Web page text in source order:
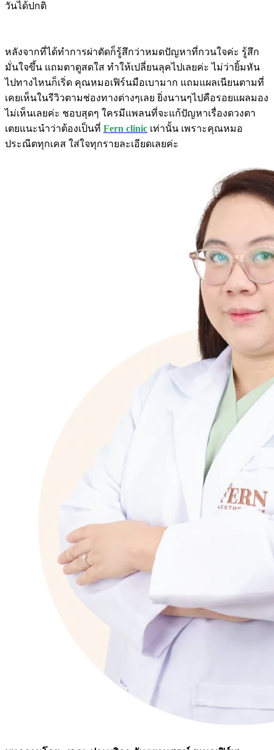
วันได้ปกติ
หลังจากที่ได้ทำการผ่าตัดก็รู้สึกว่าหมดปัญหาที่กวนใจค่ะ รู้สึก
มั่นใจขึ้น แถมตาดูสดใส ทำให้เปลี่ยนลุคไปเลยค่ะ ไม่ว่ายิ้มหัน
ไปทางไหนก็เริ่ด คุณหมอเฟิร์นมือเบามาก แถมแผลเนียนตามที่
เคยเห็นในรีวิวตามช่องทางต่างๆเลย ยิ่งนานๆไปคือรอยแผลมอง
ไม่เห็นเลยค่ะ ชอบสุดๆ ใครมีแพลนที่จะแก้ปัญหาเรื่องดวงตา
เตยแนะนำว่าต้องเป็นที่ Fern clinic เท่านั้น เพราะคุณหมอ
ประณีตทุกเคส ใส่ใจทุกรายละเอียดเลยค่ะ